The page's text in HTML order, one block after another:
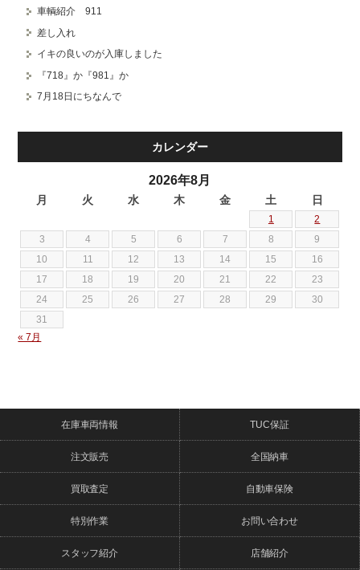
車輌紹介 911
差し入れ
イキの良いのが入庫しました
『718』か『981』か
7月18日にちなんで
カレンダー
2026年8月
月 火 水 木 金 土 日
1
2
3
4 5 6 7 8
9
10
11 12 13 14 15
16
17
18 19 20 21 22
23
24
25 26 27 28 29
30
31
« 7月
在庫車両情報 TUC保証
注文販売 全国納車
買取査定 自動車保険
特別作業 お問い合わせ
スタッフ紹介 店舗紹介